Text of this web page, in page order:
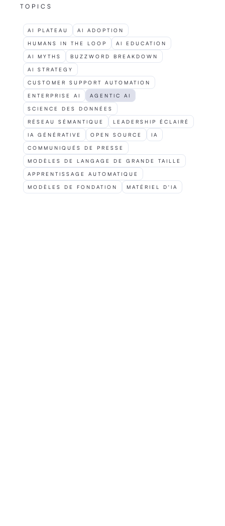
TOPICS
AI PLATEAU AI ADOPTION
HUMANS IN THE LOOP AI EDUCATION
AI MYTHS BUZZWORD BREAKDOWN
AI STRATEGY
CUSTOMER SUPPORT AUTOMATION
ENTERPRISE AI AGENTIC AI
SCIENCE DES DONNÉES
RÉSEAU SÉMANTIQUE LEADERSHIP ÉCLAIRÉ
IA GÉNÉRATIVE OPEN SOURCE IA
COMMUNIQUÉS DE PRESSE
MODÈLES DE LANGAGE DE GRANDE TAILLE
APPRENTISSAGE AUTOMATIQUE
MODÈLES DE FONDATION MATÉRIEL D'IA